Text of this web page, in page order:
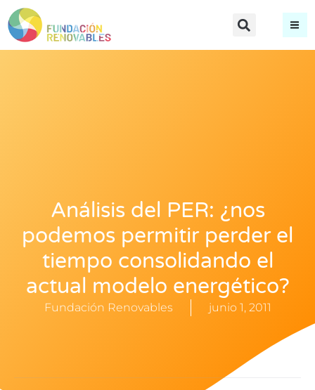
Análisis del PER: ¿nos
podemos permitir perder el
tiempo consolidando el
actual modelo energético?
Fundación Renovables junio 1, 2011